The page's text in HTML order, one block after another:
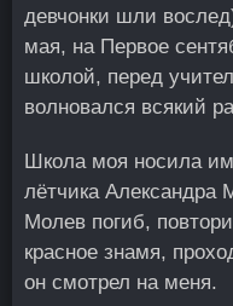
девчонки шли
мая, на Первое
школой, перед
волновался всякий
Школа моя носила
лётчика Александра
Молев погиб,
красное знамя,
он смотрел на меня.